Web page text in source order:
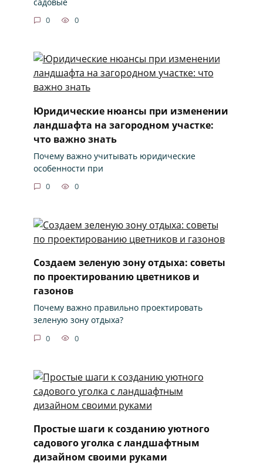
0 0
Юридические нюансы при изменении
ландшафта на загородном участке:
что важно знать
Почему важно учитывать юридические
особенности при
0 0
Создаем зеленую зону отдыха: советы
по проектированию цветников и
газонов
Почему важно правильно проектировать
зеленую зону отдыха?
0 0
Простые шаги к созданию уютного
садового уголка с ландшафтным
дизайном своими руками